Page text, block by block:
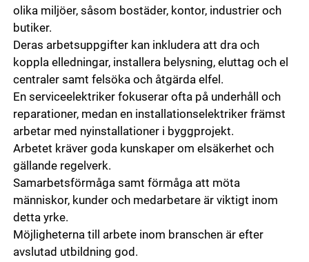
olika miljöer, såsom bostäder, kontor, industrier och
butiker.
Deras arbetsuppgifter kan inkludera att dra och
koppla elledningar, installera belysning, eluttag och el
centraler samt felsöka och åtgärda elfel.
En serviceelektriker fokuserar ofta på underhåll och
reparationer, medan en installationselektriker främst
arbetar med nyinstallationer i byggprojekt.
Arbetet kräver goda kunskaper om elsäkerhet och
gällande regelverk.
Samarbetsförmåga samt förmåga att möta
människor, kunder och medarbetare är viktigt inom
detta yrke.
Möjligheterna till arbete inom branschen är efter
avslutad utbildning god.